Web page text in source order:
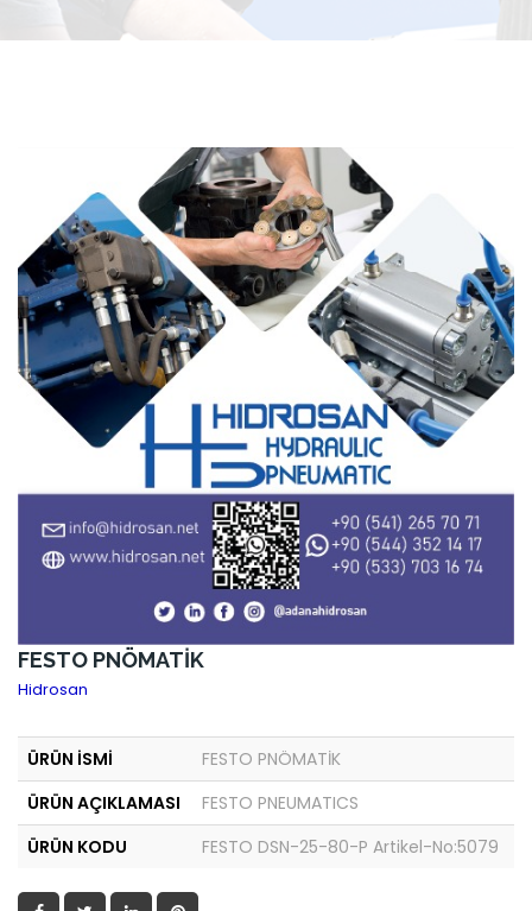
FESTO PNÖMATİK
Hidrosan
ÜRÜN İSMİ
FESTO PNÖMATİK
ÜRÜN AÇIKLAMASI
FESTO PNEUMATICS
ÜRÜN KODU
FESTO DSN-25-80-P Artikel-No:5079